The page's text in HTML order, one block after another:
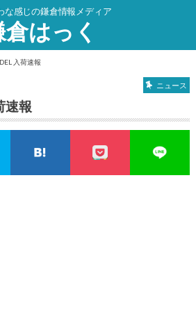
な感じの鎌倉情報メディア
はっく
入荷速報
ニュース
速報
シェア
Twitterでシェアこのエントリーをはて
pocket